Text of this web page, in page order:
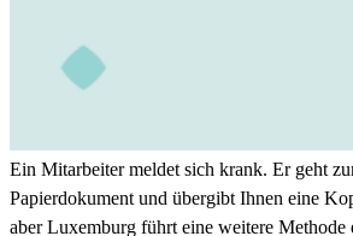
Ein Mitarbeiter meldet sich krank. Er geht
Papierdokument und übergibt Ihnen eine
aber Luxemburg führt eine weitere Methode